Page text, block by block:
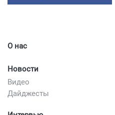
О нас
Новости
Видео
Дайджесты